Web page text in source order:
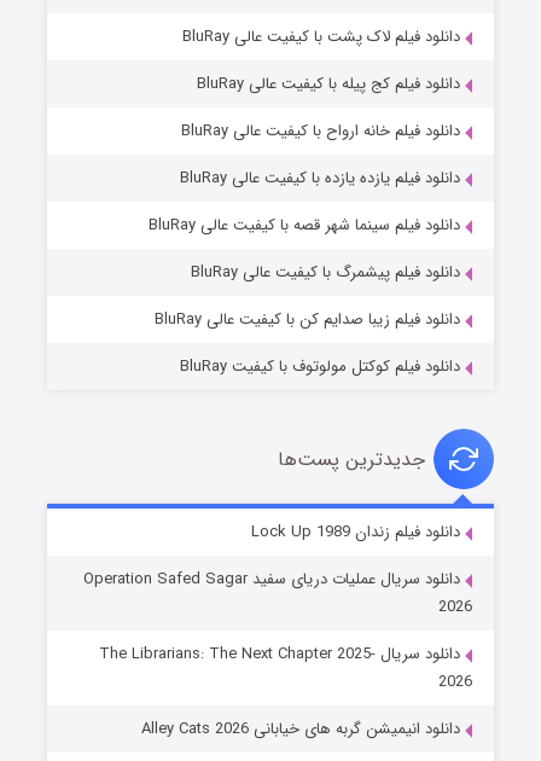
شوهر
دانلود فیلم لاک پشت با کیفیت عالی BluRay
دانلود فیلم کج‌ پیله با کیفیت عالی BluRay
دانلود فیلم خانه ارواح با کیفیت عالی BluRay
دانلود فیلم یازده یازده با کیفیت عالی BluRay
دانلود فیلم سینما شهر قصه با کیفیت عالی BluRay
دانلود فیلم پیشمرگ با کیفیت عالی BluRay
دانلود فیلم زیبا صدایم کن با کیفیت عالی BluRay
دانلود فیلم کوکتل مولوتوف با کیفیت BluRay
جدیدترین پست‌ها
دانلود فیلم زندان Lock Up 1989
دانلود سریال عملیات دریای سفید Operation Safed Sagar
2026
دانلود سریال The Librarians: The Next Chapter 2025-
2026
دانلود انیمیشن گربه های خیابانی Alley Cats 2026